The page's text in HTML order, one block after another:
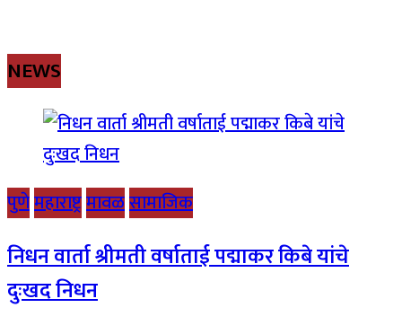
NEWS
पुणेमहाराष्ट्रमावळसामाजिक
निधन वार्ता श्रीमती वर्षाताई पद्माकर किबे यांचे
दुःखद निधन